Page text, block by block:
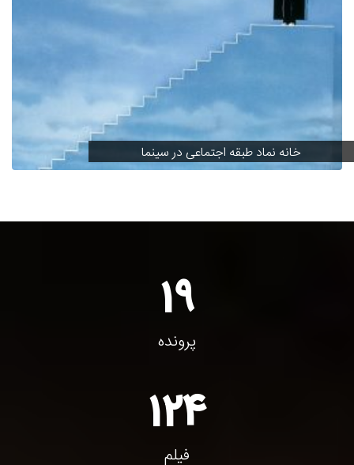
خانه نماد طبقه اجتماعی در سینما
19
پرونده
124
فیلم